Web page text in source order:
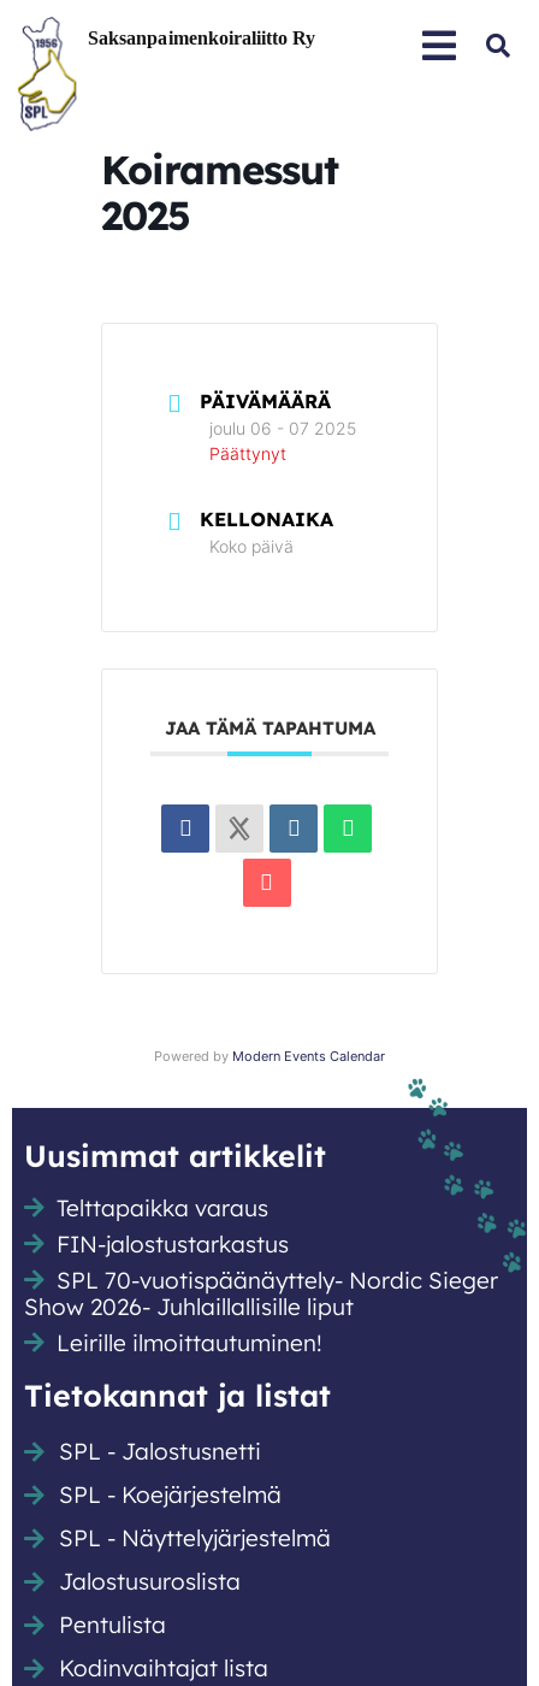
Koiramessut
2025
PÄIVÄMÄÄRÄ
joulu 06 - 07 2025
Päättynyt
KELLONAIKA
Koko päivä
JAA TÄMÄ TAPAHTUMA
Powered by Modern Events Calendar
Uusimmat artikkelit
Telttapaikka varaus
FIN-jalostustarkastus
SPL 70-vuotispäänäyttely- Nordic Sieger
Show 2026- Juhlaillallisille liput
Leirille ilmoittautuminen!
Tietokannat ja listat
SPL - Jalostusnetti
SPL - Koejärjestelmä
SPL - Näyttely­järjestelmä
Jalostusuroslista
Pentulista
Kodinvaihtajat lista